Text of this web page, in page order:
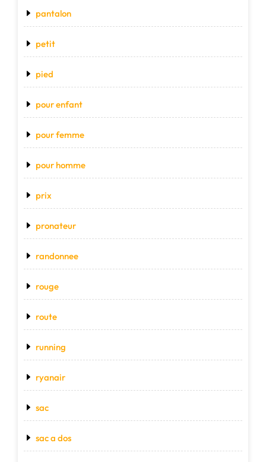
pantalon
petit
pied
pour enfant
pour femme
pour homme
prix
pronateur
randonnee
rouge
route
running
ryanair
sac
sac a dos